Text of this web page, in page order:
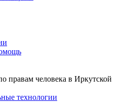
правам человека в Иркутской
технологии